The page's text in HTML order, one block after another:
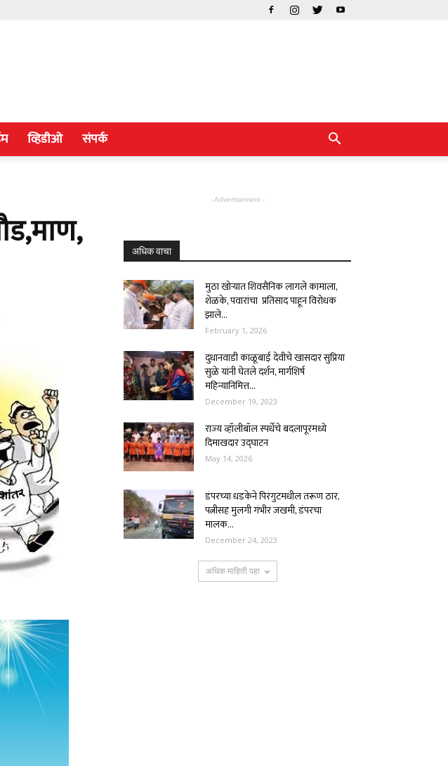
व्हिडीओ संपर्क
- Advertisement -
अधिक वाचा
मुठा खोऱ्यात शिवसैनिक लागले कामाला,
शेळके, पवारांचा प्रतिसाद पाहून विरोधक
झाले...
February 1, 2026
दुधानवाडी काळूबाई देवीचे खासदार सुप्रिया
सुळे यांनी घेतले दर्शन, मार्गशिर्ष
महिन्यानिमित्त...
December 19, 2023
राज्‍य व्हॉलीबॉल स्पर्धेचे बदलापूरमध्ये
दिमाखदार उद्‌घाटन
May 14, 2026
डंपरच्या धडकेने पिरंगुटमधील तरूण ठार,
पत्नीसह मुलगी गंभीर जखमी, डंपरचा
मालक...
December 24, 2023
अधिक माहिती पहा